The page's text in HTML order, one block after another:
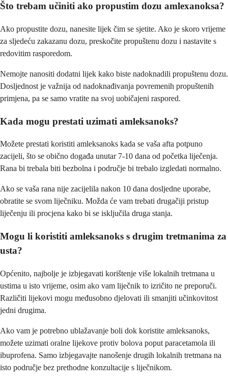
Što trebam učiniti ako propustim dozu amlexanoksa?
Ako propustite dozu, nanesite lijek čim se sjetite. Ako je skoro vrijeme
za sljedeću zakazanu dozu, preskočite propuštenu dozu i nastavite s
redovitim rasporedom.
Nemojte nanositi dodatni lijek kako biste nadoknadili propuštenu dozu.
Dosljednost je važnija od nadoknađivanja povremenih propuštenih
primjena, pa se samo vratite na svoj uobičajeni raspored.
Kada mogu prestati uzimati amleksanoks?
Možete prestati koristiti amleksanoks kada se vaša afta potpuno
zacijeli, što se obično događa unutar 7-10 dana od početka liječenja.
Rana bi trebala biti bezbolna i područje bi trebalo izgledati normalno.
Ako se vaša rana nije zacijelila nakon 10 dana dosljedne uporabe,
obratite se svom liječniku. Možda će vam trebati drugačiji pristup
liječenju ili procjena kako bi se isključila druga stanja.
Mogu li koristiti amleksanoks s drugim tretmanima za
usta?
Općenito, najbolje je izbjegavati korištenje više lokalnih tretmana u
ustima u isto vrijeme, osim ako vam liječnik to izričito ne preporuči.
Različiti lijekovi mogu međusobno djelovati ili smanjiti učinkovitost
jedni drugima.
Ako vam je potrebno ublažavanje boli dok koristite amleksanoks,
možete uzimati oralne lijekove protiv bolova poput paracetamola ili
ibuprofena. Samo izbjegavajte nanošenje drugih lokalnih tretmana na
isto područje bez prethodne konzultacije s liječnikom.